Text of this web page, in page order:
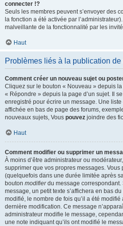
connecter !?
Seuls les membres peuvent s’envoyer des
la fonction a été activée par
malveillante de la fonctionnalité par les
Haut
Problèmes liés à la publication
Comment créer un nouveau sujet ou
Cliquez sur le bouton « Nouveau » depuis la
« Répondre » depuis la page d’un sujet. Il
enregistré pour écrire un message. Une
affichée en bas de page des forums,
nouveaux sujets, Vous pouvez joindre des
Haut
Comment modifier ou supprimer un
À moins d’être administrateur ou
supprimer que vos propres messages. Vous
(quelquefois dans une durée limitée après
bouton modifierdu message correspondant.
message, un petit texte s’affichera en bas
modifié, le nombre de fois qu’il a été
dernière modification. Ce message
administrateur modifie le message,
une note indiquant qu’ils ont modifié le